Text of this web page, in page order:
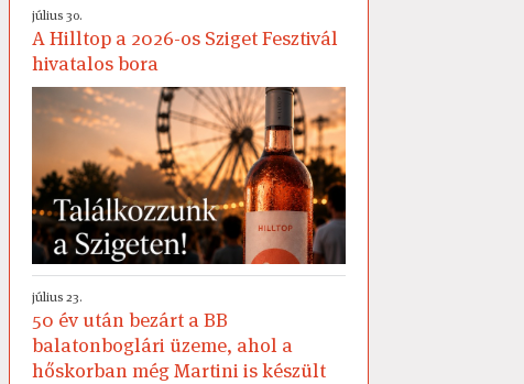
július 30.
A Hilltop a 2026-os Sziget Fesztivál
hivatalos bora
július 23.
50 év után bezárt a BB
balatonboglári üzeme, ahol a
hőskorban még Martini is készült